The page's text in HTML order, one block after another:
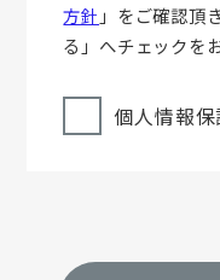
方針 」をご確認頂
る」へチェックを
個人情報